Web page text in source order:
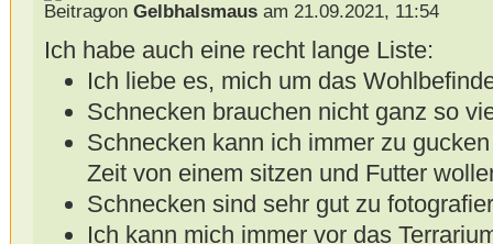
von Gelbhalsmausam 21.09.2021, 11:54
Ich habe auch eine recht lange Liste:
Ich liebe es, mich um das
Schnecken brauchen nicht ganz so
Schnecken kann ich immer zu
Zeit von einem sitzen und Futter
Schnecken sind sehr gut zu
Ich kann mich immer vor das